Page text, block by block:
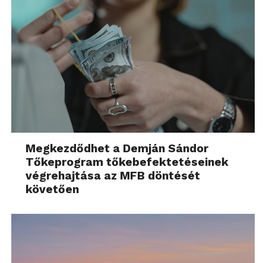
Megkezdődhet a Demján Sándor
Tőkeprogram tőkebefektetéseinek
végrehajtása az MFB döntését
követően